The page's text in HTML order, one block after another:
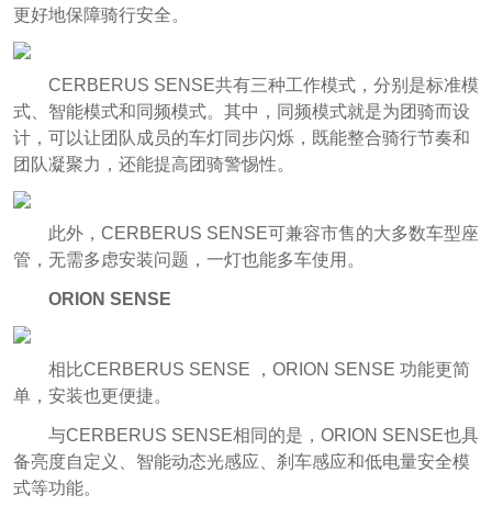
更好地保障骑行安全。
CERBERUS SENSE共有三种工作模式，分别是标准模
式、智能模式和同频模式。其中，同频模式就是为团骑而设
计，可以让团队成员的车灯同步闪烁，既能整合骑行节奏和
团队凝聚力，还能提高团骑警惕性。
此外，CERBERUS SENSE可兼容市售的大多数车型座
管，无需多虑安装问题，一灯也能多车使用。
ORION SENSE
相比CERBERUS SENSE ，ORION SENSE 功能更简
单，安装也更便捷。
与CERBERUS SENSE相同的是，ORION SENSE也具
备亮度自定义、智能动态光感应、刹车感应和低电量安全模
式等功能。